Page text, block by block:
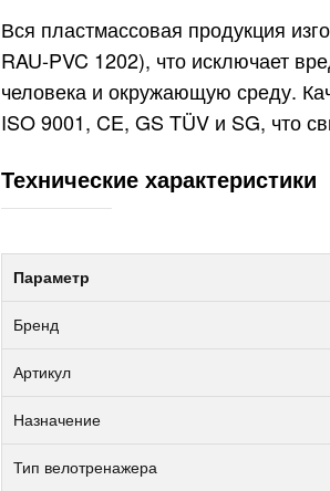
Вся пластмассовая продукция
RAU-PVC 1202), что исключает
человека и окружающую среду.
ISO 9001, CE, GS TÜV и SG, что
Технические характеристики
Параметр
Бренд
Артикул
Назначение
Тип велотренажера